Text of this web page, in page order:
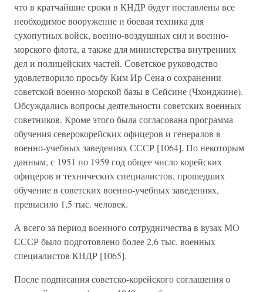
что в кратчайшие сроки в КНДР будут поставлены все
необходимое вооружение и боевая техника для
сухопутных войск, военно-воздушных сил и военно-
морского флота, а также для министерства внутренних
дел и полицейских частей. Советское руководство
удовлетворило просьбу Ким Ир Сена о сохранении
советской военно-морской базы в Сейсине (Чхонджине).
Обсуждались вопросы деятельности советских военных
советников. Кроме этого была согласована программа
обучения северокорейских офицеров и генералов в
военно-учебных заведениях СССР [1064]. По некоторым
данным, с 1951 по 1959 год общее число корейских
офицеров и технических специалистов, прошедших
обучение в советских военно-учебных заведениях,
превысило 1,5 тыс. человек.
А всего за период военного сотрудничества в вузах МО
СССР было подготовлено более 2,6 тыс. военных
специалистов КНДР [1065].
После подписания советско-корейского соглашения о